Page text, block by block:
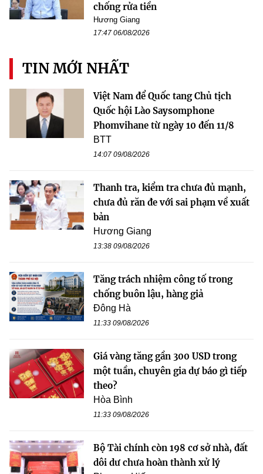
chống rửa tiền
Hương Giang
17:47 06/08/2026
TIN MỚI NHẤT
Việt Nam để Quốc tang Chủ tịch
Quốc hội Lào Saysomphone
Phomvihane từ ngày 10 đến 11/8
BTT
14:07 09/08/2026
Thanh tra, kiểm tra chưa đủ mạnh,
chưa đủ răn đe với sai phạm về xuất
bản
Hương Giang
13:38 09/08/2026
Tăng trách nhiệm công tố trong
chống buôn lậu, hàng giả
Đông Hà
11:33 09/08/2026
Giá vàng tăng gần 300 USD trong
một tuần, chuyên gia dự báo gì tiếp
theo?
Hòa Bình
11:33 09/08/2026
Bộ Tài chính còn 198 cơ sở nhà, đất
dôi dư chưa hoàn thành xử lý